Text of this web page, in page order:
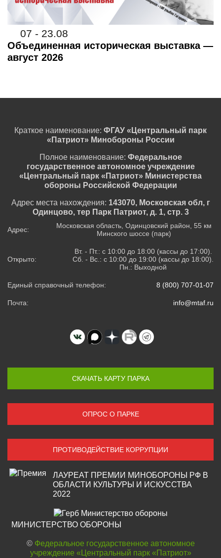
07 - 23.08
Объединенная историческая выставка —
август 2026
Краткое наименование: ФГАУ «Центральный парк
«Патриот» Минобороны России
Полное наименование: Федеральное
государственное автономное учреждение
«Центральный парк «Патриот» Министерства
обороны Российской Федерации
Адрес места нахождения: 143070, Московская обл, г
Одинцово, тер Парк Патриот, д. 1, стр. 3
Адрес:
Московская область, Одинцовский район, 55 км
Минского шоссе (парк)
Открыто:
Вт. - Пт.: с 10:00 до 18:00 (кассы до 17:00).
Сб. - Вс.: с 10:00 до 19:00 (кассы до 18:00).
Пн.: Выходной
Единый справочный телефон: 8 (800) 707-01-07
Почта: info@mtaf.ru
СКАЧАТЬ КАРТУ ПАРКА
ОПРОС О ПАРКЕ
ПРОТИВОДЕЙСТВИЕ КОРРУПЦИИ
ЛАУРЕАТ ПРЕМИИ МИНОБОРОНЫ РФ В
ОБЛАСТИ КУЛЬТУРЫ И ИСКУССТВА
2022
МИНИСТЕРСТВО ОБОРОНЫ
© Федеральное государственное автономное
учреждение «Центральный парк «Патриот»